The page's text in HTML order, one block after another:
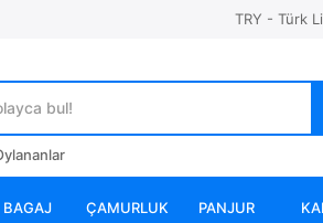
TRY - Türk
BAGAJ ÇAMURLUK PANJUR